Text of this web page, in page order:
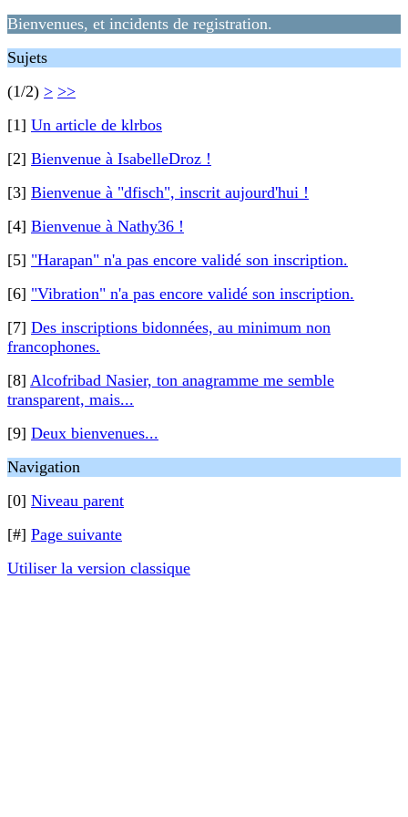
Bienvenues, et incidents de registration.
Sujets
(1/2) > >>
[1] Un article de klrbos
[2] Bienvenue à IsabelleDroz !
[3] Bienvenue à "dfisch", inscrit aujourd'hui !
[4] Bienvenue à Nathy36 !
[5] "Harapan" n'a pas encore validé son inscription.
[6] "Vibration" n'a pas encore validé son inscription.
[7] Des inscriptions bidonnées, au minimum non
francophones.
[8] Alcofribad Nasier, ton anagramme me semble
transparent, mais...
[9] Deux bienvenues...
Navigation
[0] Niveau parent
[#] Page suivante
Utiliser la version classique